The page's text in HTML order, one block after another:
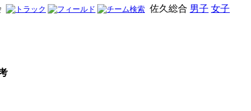
佐久総合 男子 女子